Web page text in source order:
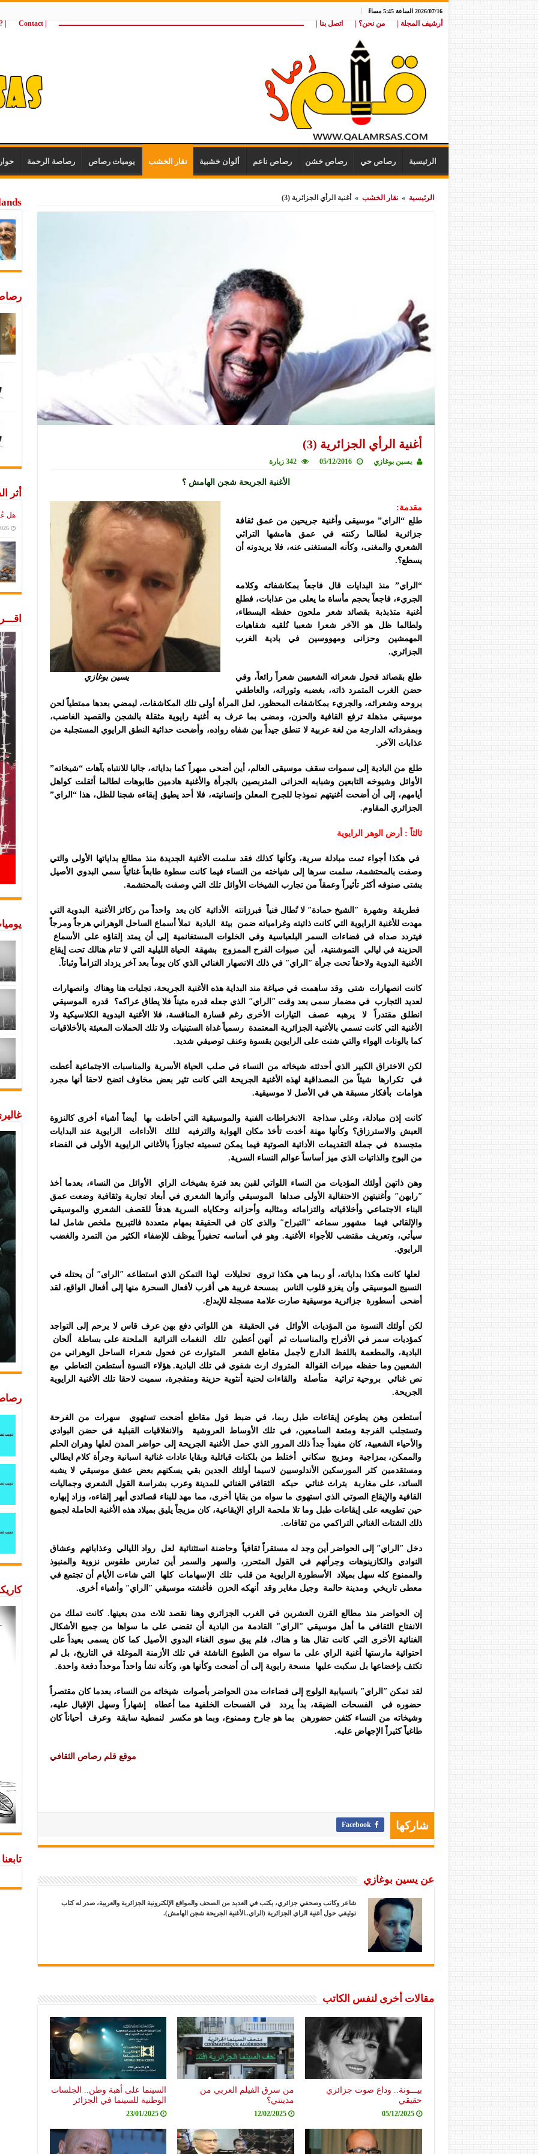
2026/07/16 الساعة 5:45 مساءً
أرشيف المجلة | من نحن؟ | اتصل بنا | ــــــــــــــــــــــــــــــــــــــــــــــــــــــــــــــــــــــــــــــــــــــــــــــــــــــ | Contact
wij
الرئيسية رصاص حي رصاص خشن رصاص ناعم ألوان خشبية نقار الخشب يوميات رصاص رصاصة الرحمة
الرئيسية » نقار الخشب » أغنية الرأي الجزائرية (3)
أغنية الرأي الجزائرية (3)
يسين بوغازي 05/12/2016 342 زيارة
الأغنية الجريحة شجن الهامش ؟
يسين بوغازي
مقدمة:
طلع “الراي” موسيقى وأغنية جريحين من عمق ثقافة
جزائرية لطالما ركنته في عمق هامشها التراثي
الشعري والمغنى، وكأنه المستغنى عنه، فلا يريدونه أن
يسطع؟.
“الراي” منذ البدايات قال فاجعاً بمكاشفاته وكلامه
الجريء، فاجعاً بحجم مأساة ما يعلى من عذابات، فطلع
أغنية متذبذبة بقصائد شعر ملحون حفظه البسطاء،
ولطالما ظل هو الآخر شعرا شعبيا تُلقيه شفاهيات
المهمشين وحزانى ومهووسين في بادية الغرب
الجزائري.
طلع بقصائد فحول شعرائه الشعبيين شعراً رائعاً، وفي
حضن الغرب المتمرد ذاته، بغضبه وثوراته، والعاطفي
بروحه وشعرائه، والجريء بمكاشفات المحظور، لعل المرأة أولى تلك المكاشفات، ليمضي بعدها ممتطياً لحن
موسيقي مذهلة ترفع القافية والحزن، ومضى بما عرف به أغنية رايوية مثقلة بالشجن والقصيد الغاضب،
وبمفرداته الدارجة من لغة عربية لا تنطق جيداً بين شفاه رواده، وأضحت حداثية النطق الرايوي المستجلبة من
عذابات الآخر.
طلع من البادية إلى سموات سقف موسيقى العالم، أين أضحى مبهراً كما بداياته، جالبا للانتباه بآهات “شيخاته”
الأوائل وشيوخه التابعين وشبابه الحزانى المتربصين بالجرأة والأغنية هادمين طابوهات لطالما أثقلت كواهل
أيامهم، إلى أن أضحت أغنيتهم نموذجا للجرح المعلن وإنسانيته، فلا أحد يطيق إبقاءه شجنا للظل، هذا “الراي”
الجزائري المقاوم.
ثالثاً : أرض الوهر الرايوية
في هكذا أجواء تمت مبادلة سرية، وكأنها كذلك فقد سلمت الأغنية الجديدة منذ مطالع بداياتها الأولى والتي
وصفت بالمحتشمة، سلمت سرها إلى شياخته من النساء فيما كانت سطوة طابعاً غنائياً سمي البدوي الأصيل
بشتى صنوفه أكثر تأثيراً وعمقاً من تجارب الشيخات الأوائل تلك التي وصفت بالمحتشمة.
فطريقة وشهرة ʺالشيخ حمادةʺ لا تُطال فنياً فبرزانته الأدائية كان يعد واحداً من ركائز الأغنية البدوية التي
مهدت للأغنية الرايوية التي كانت ذاتيته وغرامياته ضمن بيئة البادية تملأ أسماع الساحل الوهراني هرجاً ومرجاً
فيتردد صداه في فضاءات السمر البلعباسية وفي الخلوات المستغانمية إلى أن يمتد إلقاؤه على الأسماع
الحزينة في ليالي التموشنتية، أين صبوات الفرح الممزوج بشهقة الحياة الليلية التي لا تنام هنالك تحت إيقاع
الأغنية البدوية ولاحقاً تحت جرأة ʺالرايʺ في ذلك الانصهار الغنائي الذي كان يوماً بعد آخر يزداد التزاماً وثباتاً.
كانت انصهارات شتى وقد ساهمت في صياغة مند البداية هذه الأغنية الجريحة، تجليات هنا وهناك وانصهارات
لعديد التجارب في مضمار سمى بعد وقت ʺالرايʺ الذي جعله قدره متيناً فلا يطاق عراكه؟ قدره الموسيقي
انطلق مقتدراً لا يرهبه عصف التيارات الأخرى رغم قسارة المنافسة، فلا الأغنية البدوية الكلاسيكية ولا
الأغنية التي كانت تسمي بالأغنية الجزائرية المعتمدة رسمياً غداة الستينيات ولا تلك الحملات المعبئة بالأخلاقيات
كما بالونات الهواء والتي شنت على الرايوين بقسوة وعنف توصيفي شديد.
لكن الاختراق الكبير الذي أحدثته شيخاته من النساء في صلب الحياة الأسرية والمناسبات الاجتماعية أعطت
في تكرارها شيئاً من المصداقية لهذه الأغنية الجريحة التي كانت تثير بعض مخاوف اتضح لاحقا أنها مجرد
هوامات بأفكار مسبقة هي في الأصل لا موسيقية.
كانت إذن مبادلة، وعلى سذاجة الانخراطات الفنية والموسيقية التي أحاطت بها أيضاً أشياء أخرى كالنزوة
العيش والاسترزاق؟ وكأنها مهنة أخدت تأخذ مكان الهواية والترفيه لتلك الأداءات الرايوية عند البدايات
متجسدة في جملة التقديمات الأدائية الصوتية فيما يمكن تسميته تجاوزاً بالأغاني الرايوية الأولى في الفضاء
من البوح والذاتيات الذي ميز أساساً عوالم النساء السرية.
وهن ذاتهن أولئك المؤديات من النساء اللواتي لقبن بعد فترة بشيخات الراي الأوائل من النساء، بعدما أخذ
ʺرايهنʺ وأغنيتهن الاحتفالية الأولى صداها الموسيقي وأثرها الشعري في أبعاد تجارية وثقافية وضعت عمق
البناء الاجتماعي وأخلاقياته والتزاماته ومثالبه وأحزانه وحكاياه السرية هدفاً للقصف الشعري والموسيقي
والإلقائي فيما مشهور سماعه ʺالتبراحʺ والذي كان في الحقيقة بمهام متعددة فالتبريح ملخص شامل لما
سيأتي، وتعريف مقتضب للأجواء الأغنية. وهو في أساسه تحفيزاً يوظف للإضفاء الكثير من التمرد والغضب
الرايوي.
لعلها كانت هكذا بداياته، أو ربما هي هكذا تروى تحليلات لهذا التمكن الذي استطاعه ʺالراىʺ أن يحتله في
النسيج الموسيقي وأن يغزو قلوب الناس بمسحة غريبة هي أقرب لأفعال السحرة منها إلى أفعال الواقع، لقد
أضحى أسطورة جزائرية موسيقية صارت علامة مسجلة للإبداع.
لكن أولئك النسوة من المؤديات الأوائل في الحقيقة هن اللواتي دفع بهن عرف قاس لا يرحم إلى التواجد
كمؤديات سمر في الأفراح والمناسبات ثم أنهن أعطين تلك النغمات التراثية الملحنة على بساطة ألحان
البادية، والمطعمة باللفظ الدارج لأجمل مقاطع الشعر المتوارث عن فحول شعراء الساحل الوهراني من
الشعبين وما حفظه ميراث القوالة المتروك ارث شفوي في تلك البادية. هؤلاء النسوة أستطعن التعاطي مع
نص غنائي بروحية تراثية متأصلة والقاءات لحنية أنثوية حزينة ومتفجرة، سميت لاحقا تلك الأغنية الرايوية
الجريحة.
أستطعن وهن يطوعن إيقاعات طبل ربما، في ضبط قول مقاطع أضحت تستهوي سهرات من الفرحة
وتستجلب الفرجة ومتعة السامعين، في تلك الأوساط العروشية والانغلاقيات القبلية في حضن البوادي
والأحياء الشعبية، كان مفيداً جداً ذلك المرور الذي حمل الأغنية الجريحة إلى حواضر المدن لعلها وهران الحلم
والممكن، بمزاجية ومزيج سكاني أختلط من بلكنات قبائلية وبقايا عادات غنائية اسبانية وجرأة كلام ايطالي
ومستقدمين كثر المورسكين الأندلوسيين لاسيما أولئك الجدين بقي يسكنهم بعض عشق موسيقي لا يشبه
السائد، على مغاربة بتراث غنائي حبكه الثقافي الغنائي للمدينة وعرب بشراسة القول الشعري وجماليات
القافية والإيقاع الصوتي الذي استهوى ما سواه من بقايا أخرى، مما مهد للبناء قصائدي أبهر إلقاءه، وزاد إبهاره
حين تطويعه على إيقاعات طبل وما تلا ملحمة الراي الإيقاعية، كان مزيجاً يليق بميلاد هذه الأغنية الحاملة لجميع
ذلك الشتات الغنائي التراكمي من ثقافات.
دخل ʺالرايʺ إلى الحواضر أين وجد له مستقراً ثقافياً وحاضنة استثنائية لعل رواد الليالي وعذاباتهم وعشاق
النوادي والكازينوهات وجرأتهم في القول المتحرر، والسهر والسمر أين تمارس طقوس نزوية والمنبوذ
والممنوع كله سهل بميلاد الأسطورة الرايوية من قلب تلك الإسهامات كلها التي شاءت الأيام أن تجتمع في
معطى تاريخي ومدينة حالمة وجيل مغاير وقد أنهكه الحزن فأغشته موسيقي ʺالرايʺ وأشياء أخرى.
إن الحواضر منذ مطالع القرن العشرين في الغرب الجزائري وهنا نقصد ثلاث مدن بعينها. كانت تملك من
الانفتاح الثقافي ما أهل موسيقي ʺالرايʺ القادمة من البادية أن تقضى على ما سواها من جميع الأشكال
الغنائية الأخرى التي كانت تقال هنا و هناك، فلم يبق سوى الغناء البدوي الأصيل كما كان يسمى بعيداً على
احتوائية مارستها أغنية الراي على ما سواه من الطبوع الناشئة في تلك الأزمنة الموغلة في التاريخ، بل لم
تكتف بإخضاعها بل سكبت عليها مسحة رايوية إلى أن أضحت وكأنها هو، وكأنه نشأ واحداً موحداً دفعة واحدة.
لقد تمكن ʺالرايʺ بانسيابية الولوج إلى فضاءات مدن الحواضر بأصوات شيخاته من النساء، بعدما كان مقتصراً
حضوره في الفسحات الضيقة، بدأ يردد في الفسحات الخلفية مما أعطاه إشهاراً وسهل الإقبال عليه،
وشيخاته من النساء كثفن حضورهن بما هو جارح وممنوع، وبما هو مكسر لنمطية سابقة وعرف أحياناً كان
طاغياً كثيراً الإجهاض عليه.
موقع قلم رصاص الثقافي
شاركها Facebook
عن يسين بوغازي
شاعر وكاتب وصحفي جزائري، يكتب في العديد من الصحف والمواقع الإلكترونية الجزائرية والعربية، صدر له كتاب
توثيقي حول أغنية الراي الجزائرية (الراي..الأغنية الجريحة شجن الهامش).
مقالات أخرى لنفس الكاتب
بيـــونة.. وداع صوت جزائري
حقيقي
05/12/2025
من سرق الفيلم العربي من
مدينتي؟
12/02/2025
السينما على أهبة وطن.. الجلسات
الوطنية للسينما في الجزائر
23/01/2025
أثر
هل